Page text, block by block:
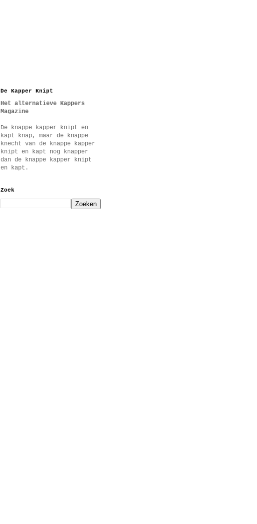
De Kapper Knipt
Het alternatieve Kappers
Magazine
De knappe kapper knipt en
kapt knap, maar de knappe
knecht van de knappe kapper
knipt en kapt nog knapper
dan de knappe kapper knipt
en kapt.
Zoek